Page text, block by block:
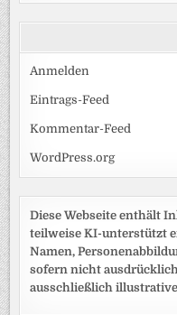
Anmelden
Eintrags-Feed
Kommentar-Feed
WordPress.org
Diese Webseite enthält
teilweise KI-unterstützt
Namen,
sofern nicht
ausschließlich